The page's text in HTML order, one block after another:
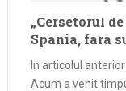
„Cersetorul
Spania, fara
In articolul
Acum a venit